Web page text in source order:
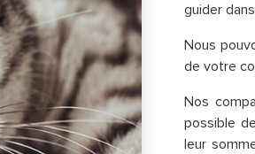
guider
Nous
de votre
Nos
possible
leur